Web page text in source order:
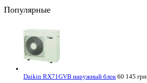
Популярные
Daikin RX71GVB наружный блок 60 145 грн